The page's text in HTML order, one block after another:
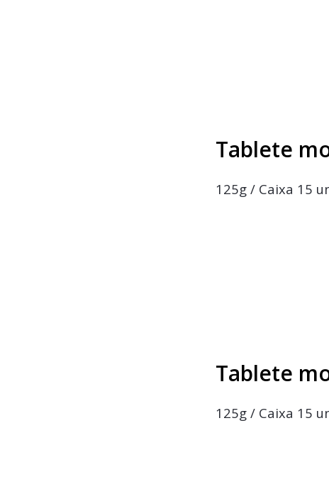
Tablete
125g / Caixa 15
Tablete
125g / Caixa 15